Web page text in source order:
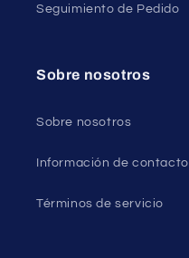
Seguimiento de Pedido
Sobre nosotros
Sobre nosotros
Información de contacto
Términos de servicio